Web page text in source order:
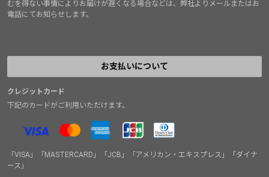
むを得ない事情によりお届けが遅くなる場合などは、弊社よりメールまたはお
電話にてお知らせします。
お支払いについて
クレジットカード
下記のカードがご利用いただけます。
「VISA」「MASTERCARD」「JCB」「アメリカン・エキスプレス」「ダイナ
ース」